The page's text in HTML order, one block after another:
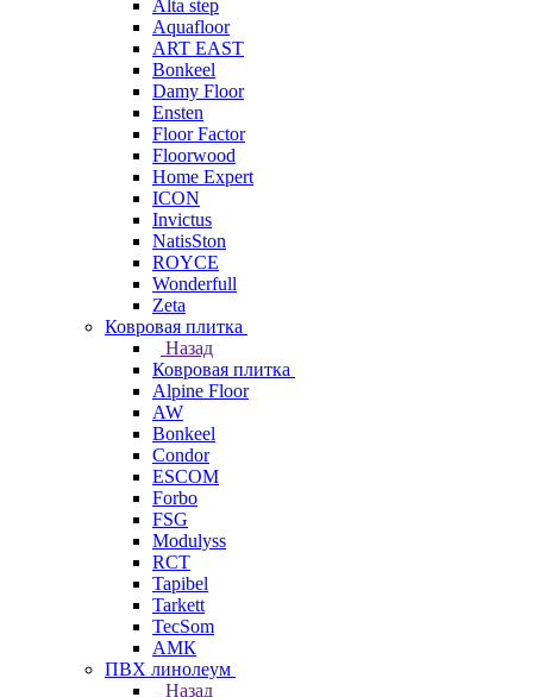
Alta step
Aquafloor
ART EAST
Bonkeel
Damy Floor
Ensten
Floor Factor
Floorwood
Home Expert
ICON
Invictus
NatisSton
ROYCE
Wonderfull
Zeta
Ковровая плитка
Назад
Ковровая плитка
Alpine Floor
AW
Bonkeel
Condor
ESCOM
Forbo
FSG
Modulyss
RCT
Tapibel
Tarkett
TecSom
АМК
ПВХ линолеум
Назад